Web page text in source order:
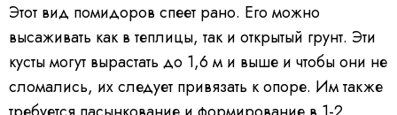
Этот вид помидоров спеет рано. Его можно
высаживать как в теплицы, так и открытый грунт. Эти
кусты могут вырастать до 1,6 м и выше и чтобы они не
сломались, их следует привязать к опоре. Им также